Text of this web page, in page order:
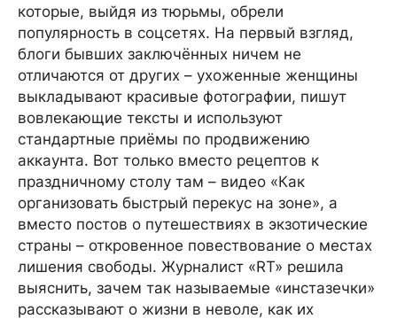
которые, выйдя из тюрьмы, обрели
популярность в соцсетях. На первый взгляд,
блоги бывших заключённых ничем не
отличаются от других – ухоженные женщины
выкладывают красивые фотографии, пишут
вовлекающие тексты и используют
стандартные приёмы по продвижению
аккаунта. Вот только вместо рецептов к
праздничному столу там – видео «Как
организовать быстрый перекус на зоне», а
вместо постов о путешествиях в экзотические
страны – откровенное повествование о местах
лишения свободы. Журналист «RT» решила
выяснить, зачем так называемые «инстазечки»
рассказывают о жизни в неволе, как их